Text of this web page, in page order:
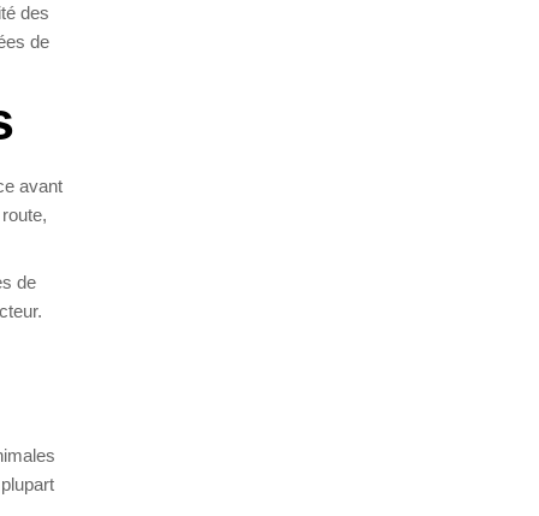
des
de
avant
de